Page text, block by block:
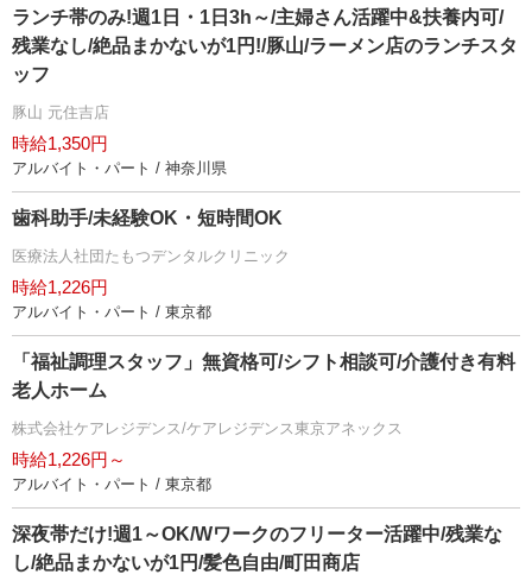
ランチ帯のみ!週1日・1日3h～/主婦さん活躍中&扶養内可/
残業なし/絶品まかないが1円!/豚山/ラーメン店のランチスタ
ッフ
豚山 元住吉店
時給1,350円
アルバイト・パート / 神奈川県
歯科助手/未経験OK・短時間OK
医療法人社団たもつデンタルクリニック
時給1,226円
アルバイト・パート / 東京都
「福祉調理スタッフ」無資格可/シフト相談可/介護付き有料
老人ホーム
株式会社ケアレジデンス/ケアレジデンス東京アネックス
時給1,226円～
アルバイト・パート / 東京都
深夜帯だけ!週1～OK/Wワークのフリーター活躍中/残業な
し/絶品まかないが1円/髪色自由/町田商店